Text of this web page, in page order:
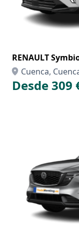
RENAULT
Cuenca,
Desde 309